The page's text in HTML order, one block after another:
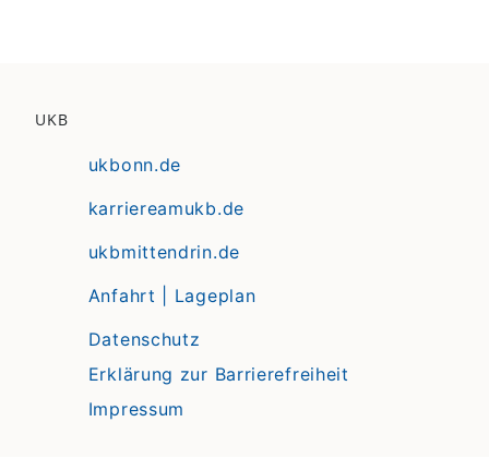
UKB
ukbonn.de
karriereamukb.de
ukbmittendrin.de
Anfahrt | Lageplan
Datenschutz
Erklärung zur Barrierefreiheit
Impressum